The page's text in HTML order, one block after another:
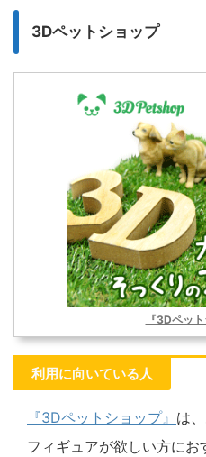
3Dペットショップ
『3Dペッ
利用に向いている人
『3Dペットショップ』 は
フィギュアが欲しい方にお